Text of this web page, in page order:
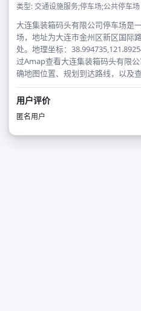
类型: 交通设施服务;停车场;公共停车场
大连集装箱码头有限公司停车场是
场，地址为大连市金州区新区国际
处。地理坐标：
过Amap查看大连集装箱码头有限
确地图位置、规划到达路线，以及
用户评价
匿名用户